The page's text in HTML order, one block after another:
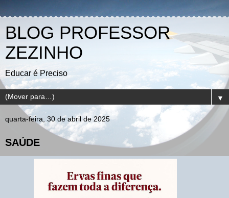
BLOG PROFESSOR
ZEZINHO
Educar é Preciso
▼
quarta-feira, 30 de abril de 2025
SAÚDE